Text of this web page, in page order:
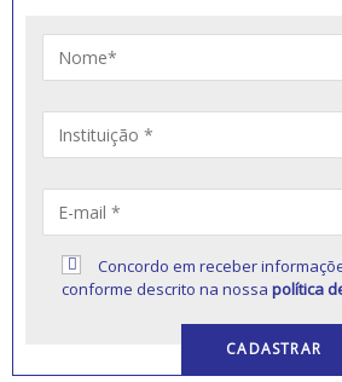
Concordo em receber
conforme descrito na nossapolítica